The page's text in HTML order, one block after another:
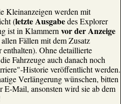
Kleinanzeigen werden mit
(letzte Ausgabedes Explorer
ist in Klammern vor der Anzeige
Fällen mit dem Zusatz
Ohne detaillierte
Fahrzeuge auch danach noch
Historie veröffentlicht werden.
Verlängerung wünschen, bitten
Mail, ansonsten wird sie ab dem